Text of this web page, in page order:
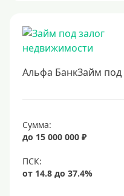
15%
16%
17%
18%
19%
Альфа БанкЗайм
Сумма:
до 15 000 000 ₽